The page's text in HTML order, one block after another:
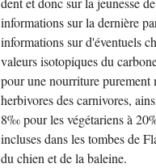
informations sur la dernière
informations sur d'éventuels
valeurs isotopiques du
pour une nourriture
herbivores des carnivores,
8‰ pour les végétariens à
incluses dans les tombes de
du chien et de la baleine.